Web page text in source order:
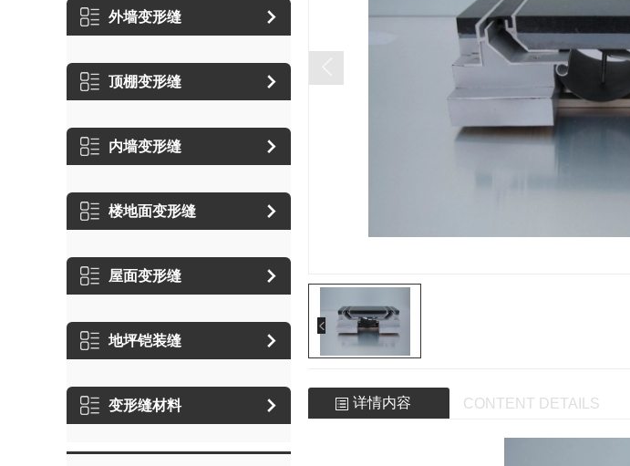
外墙变形缝
顶棚变形缝
内墙变形缝
楼地面变形缝
屋面变形缝
地坪铠装缝
变形缝材料 详情内容 CONTENT DETAILS